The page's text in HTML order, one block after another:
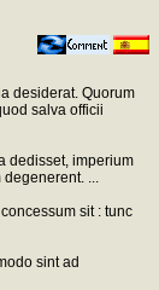
desiderat. Quorum
salva officii
dedisset, imperium
...
sit : tunc
sint ad